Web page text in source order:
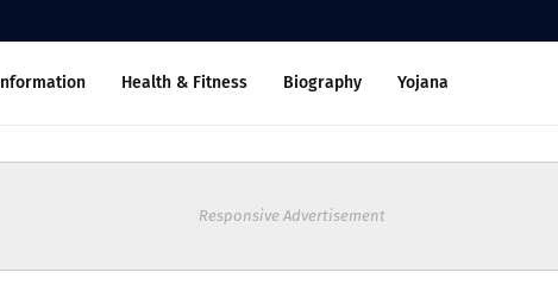
Health & Fitness Biography Yojana
Responsive Advertisement